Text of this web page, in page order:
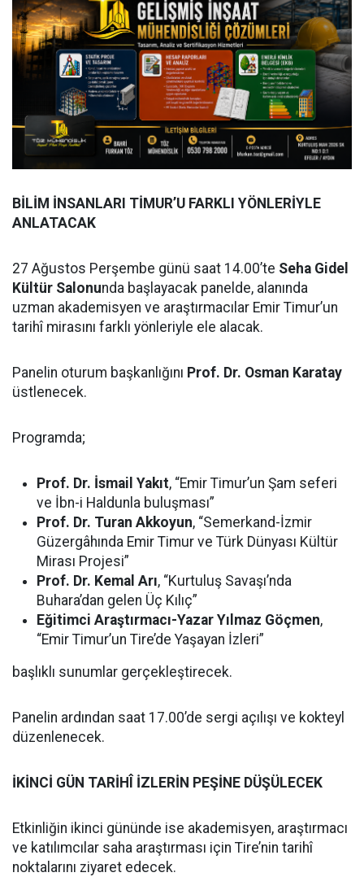
BİLİM İNSANLARI TİMUR’U FARKLI YÖNLERİYLE
ANLATACAK
27 Ağustos Perşembe günü saat 14.00’te Seha Gidel
Kültür Salonunda başlayacak panelde, alanında
uzman akademisyen ve araştırmacılar Emir Timur’un
tarihî mirasını farklı yönleriyle ele alacak.
Panelin oturum başkanlığını Prof. Dr. Osman Karatay
üstlenecek.
Programda;
Prof. Dr. İsmail Yakıt, “Emir Timur’un Şam seferi
ve İbn-i Haldunla buluşması”
Prof. Dr. Turan Akkoyun, “Semerkand-İzmir
Güzergâhında Emir Timur ve Türk Dünyası Kültür
Mirası Projesi”
Prof. Dr. Kemal Arı, “Kurtuluş Savaşı’nda
Buhara’dan gelen Üç Kılıç”
Eğitimci Araştırmacı-Yazar Yılmaz Göçmen,
“Emir Timur’un Tire’de Yaşayan İzleri”
başlıklı sunumlar gerçekleştirecek.
Panelin ardından saat 17.00’de sergi açılışı ve kokteyl
düzenlenecek.
İKİNCİ GÜN TARİHÎ İZLERİN PEŞİNE DÜŞÜLECEK
Etkinliğin ikinci gününde ise akademisyen, araştırmacı
ve katılımcılar saha araştırması için Tire’nin tarihî
noktalarını ziyaret edecek.